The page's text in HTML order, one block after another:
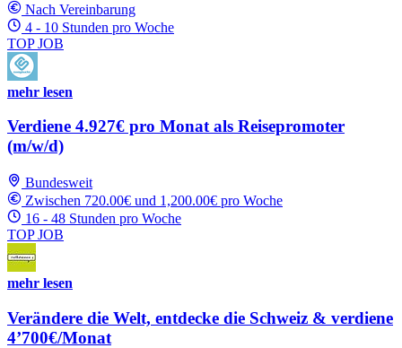
Nach Vereinbarung
4 - 10 Stunden pro Woche
TOP JOB
mehr lesen
Verdiene 4.927€ pro Monat als Reisepromoter
(m/w/d)
Bundesweit
Zwischen 720.00€ und 1,200.00€ pro Woche
16 - 48 Stunden pro Woche
TOP JOB
mehr lesen
Verändere die Welt, entdecke die Schweiz & verdiene
4’700€/Monat